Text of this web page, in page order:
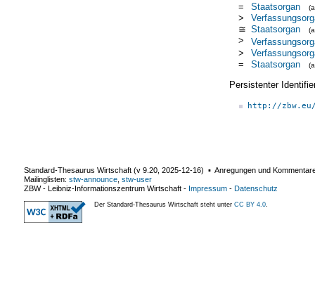
=
Staatsorgan
>
≅ Staatsorgan
>
>
=
Staatsorgan
Persistenter
http://
Standard-Thesaurus Wirtschaft (v 9.20 2025-12-16) ▪ Anregungen und
Mailinglisten: stw-announce stw-user
ZBW - Leibniz-Informationszentrum Wirtschaft - Impressum - Datenschutz
Der Standard-Thesaurus Wirtschaft steht unter CC BY 4.0